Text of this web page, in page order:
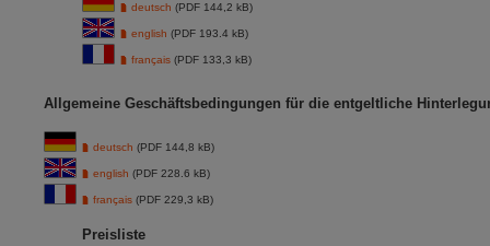
deutsch (PDF 144,2 kB)
english (PDF 193.4 kB)
français (PDF 133,3 kB)
Allgemeine Geschäftsbedingungen für die entgeltliche
deutsch (PDF 144,8 kB)
english (PDF 228.6 kB)
français (PDF 229,3 kB)
Preisliste